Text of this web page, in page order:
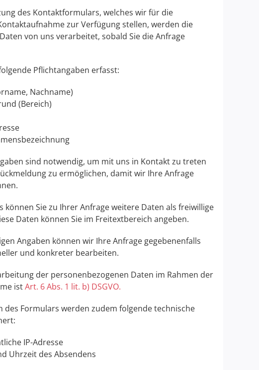
des Kontaktformulars, welches wir für die
zur Verfügung stellen, werden die
von uns verarbeitet, sobald Sie die Anfrage
Pflichtangaben erfasst:
Nachname)
(Bereich)
sind notwendig, um mit uns in Kontakt zu treten
zu ermöglichen, damit wir Ihre Anfrage
können Sie zu Ihrer Anfrage weitere Daten als freiwillige
Daten können Sie im Freitextbereich angeben.
Angaben können wir Ihre Anfrage gegebenenfalls
und konkreter bearbeiten.
der personenbezogenen Daten im Rahmen der
istArt. 6 Abs. 1 lit. b) DSGVO.
des Formulars werden zudem folgende technische
IP-Adresse
Uhrzeit des Absendens